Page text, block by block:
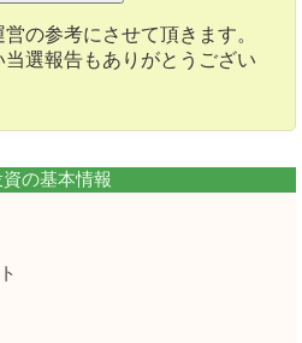
の参考にさせて頂きます。
選報告もありがとうござい
の基本情報